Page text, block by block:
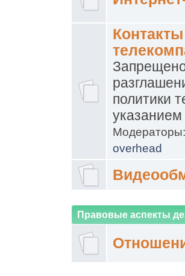
политики
overhead
Правовые аспекты